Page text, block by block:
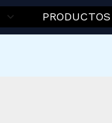
PRODUCTOS